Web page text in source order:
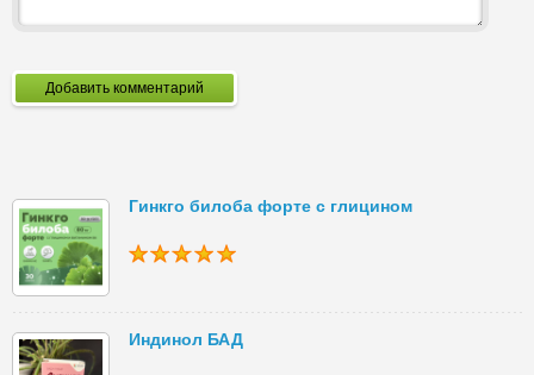
Добавить комментарий
Гинкго билоба форте с глицином
Индинол БАД